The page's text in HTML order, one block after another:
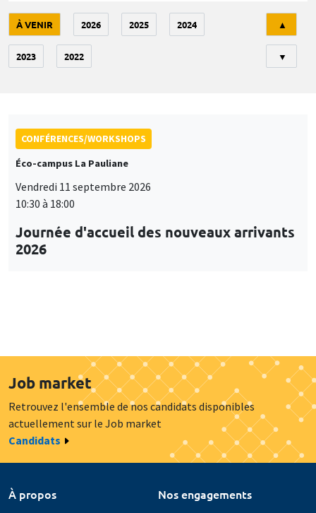
À VENIR 2026 2025 2024
2023 2022
▲
▼
CONFÉRENCES/WORKSHOPS
Éco-campus La Pauliane
Vendredi 11 septembre 2026
10:30 à 18:00
Journée d'accueil des nouveaux arrivants
2026
Job market
Retrouvez l'ensemble de nos candidats disponibles
actuellement sur le Job market
Candidats
À propos
Nos engagements